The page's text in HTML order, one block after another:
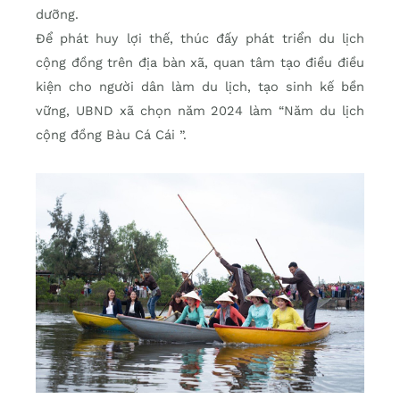
dưỡng.
Để phát huy lợi thế, thúc đấy phát triển du lịch
cộng đồng trên địa bàn xã, quan tâm tạo điều điều
kiện cho người dân làm du lịch, tạo sinh kế bền
vững, UBND xã chọn năm 2024 làm “Năm du lịch
cộng đồng Bàu Cá Cái ”.